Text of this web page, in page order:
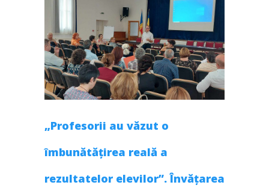
„Profesorii au văzut o
îmbunătățirea reală a
rezultatelor elevilor”. Învățarea